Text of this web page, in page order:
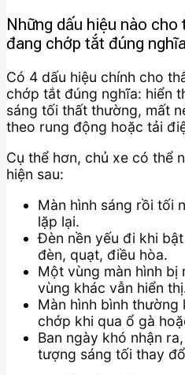
Những dấu hiệu nào cho
đang chớp tắt đúng
Có 4 dấu hiệu chính cho
chớp tắt đúng nghĩa: hiển
sáng tối thất thường, mất
theo rung động hoặc tải
Cụ thể hơn, chủ xe có thể
hiện sau:
Màn hình sáng rồi tối
lặp lại.
Đèn nền yếu đi khi
đèn, quạt, điều hòa.
Một vùng màn hình bị
vùng khác vẫn hiển
Màn hình bình
chớp khi qua ổ gà
Ban ngày khó nhận
tượng sáng tối thay